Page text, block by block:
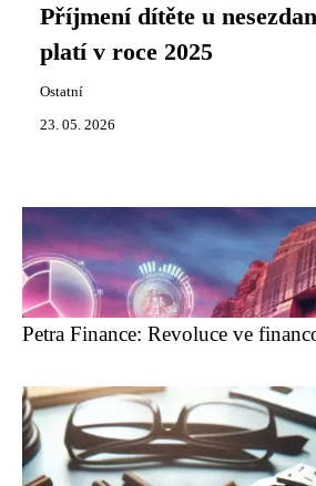
Příjmení dítěte u
platí v roce 2025
Ostatní
23. 05. 2026
Petra Finance: Revoluce ve